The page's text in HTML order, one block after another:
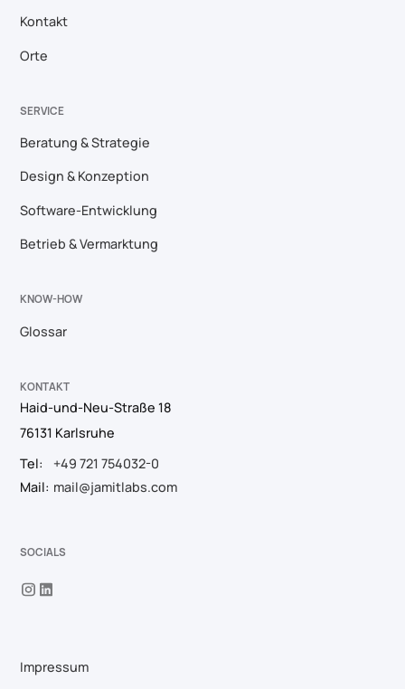
Kontakt
Orte
SERVICE
Beratung & Strategie
Design & Konzeption
Software-Entwicklung
Betrieb & Vermarktung
KNOW-HOW
Glossar
KONTAKT
Haid-und-Neu-Straße 18
76131 Karlsruhe
Tel:
+49 721 754032-0
Mail: mail@jamitlabs.com
SOCIALS
Impressum